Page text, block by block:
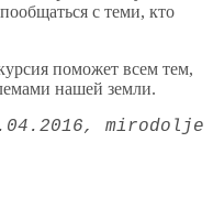
с теми, кто
поможет всем тем,
нашей земли.
mirodolje